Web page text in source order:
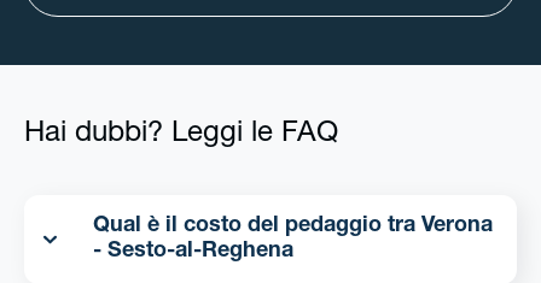
Hai dubbi? Leggi le FAQ
Qual è il costo del pedaggio tra Verona
- Sesto-al-Reghena